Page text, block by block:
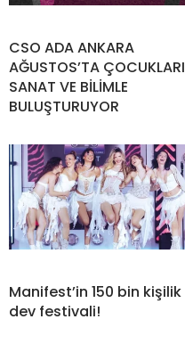
CSO ADA ANKARA
AĞUSTOS’TA ÇOCUKLARI
SANAT VE BİLİMLE
BULUŞTURUYOR
Manifest’in 150 bin kişilik
dev festivali!